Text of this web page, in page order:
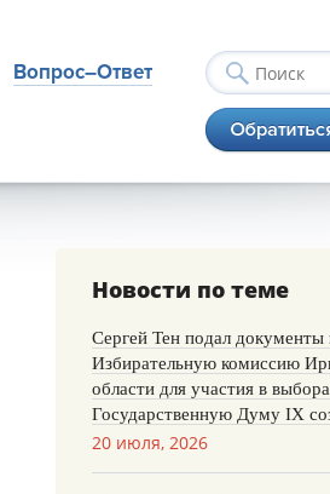
Вопрос–Ответ
Новости по теме
Сергей Тен подал документы
Избирательную комиссию
области для участия в
Государственную Думу IX
20 июля, 2026